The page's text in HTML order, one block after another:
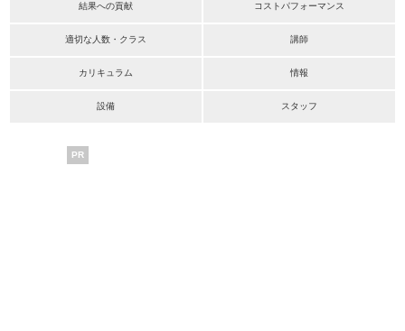
結果への貢献 コストパフォーマンス
適切な人数・クラス 講師
カリキュラム 情報
設備 スタッフ
PR